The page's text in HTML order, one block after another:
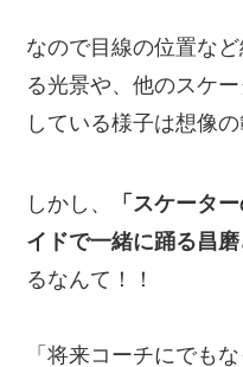
なので目線の位置な
る光景や、他のスケ
している様子は想像の
しかし、
「スケータ
イドで一緒に踊る昌磨
るなんて！！
「将来コーチにでも